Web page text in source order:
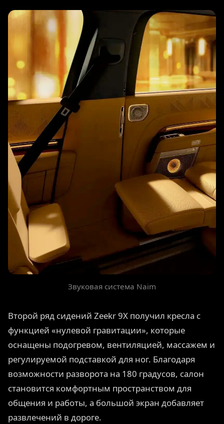
Звуковая система Naim
Второй ряд сидений Zeekr 9X получил кресла с
функцией «нулевой гравитации», которые
оснащены подогревом, вентиляцией, массажем и
регулируемой подставкой для ног. Благодаря
возможности разворота на 180 градусов, салон
становится комфортным пространством для
общения и работы, а большой экран добавляет
развлечений в дороге.